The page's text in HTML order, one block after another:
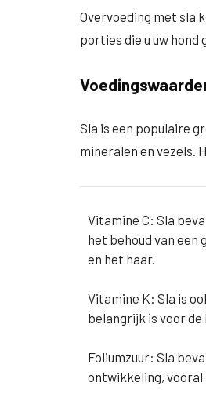
Overvoeding met sla
porties die u uw hond
Sla is een populaire
mineralen en vezels.
Vitamine C: Sla
het behoud van een
en het haar.
Vitamine K: Sla is
belangrijk is voor
Foliumzuur: Sla
ontwikkeling, vooral